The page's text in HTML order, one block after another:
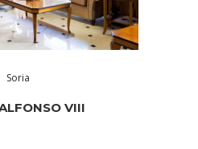
Soria
VIII